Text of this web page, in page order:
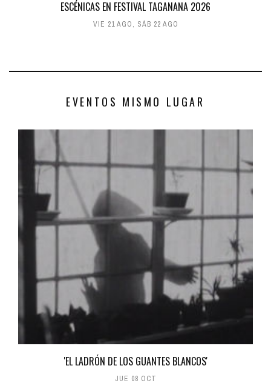
ESCÉNICAS EN FESTIVAL TAGANANA 2026
VIE 21 AGO, SÁB 22 AGO
EVENTOS MISMO LUGAR
'EL LADRÓN DE LOS GUANTES BLANCOS'
JUE 08 OCT